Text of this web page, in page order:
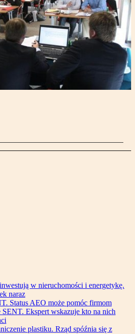
w nieruchomości i energetykę.
naraz
Status AEO może pomóc firmom
Ekspert wskazuje kto na nich
plastiku. Rząd spóźnia się z